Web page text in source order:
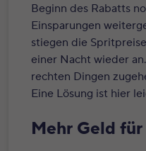
Beginn des Rabatts
Einsparungen
stiegen die
einer Nacht wieder
rechten Dingen
Eine Lösung ist hier
Mehr Geld